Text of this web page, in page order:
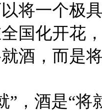
将一个极
国化开花
酒，而是
，酒是“将